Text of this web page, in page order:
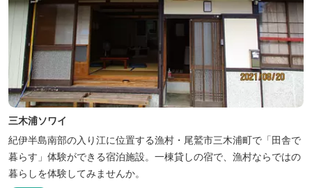
三木浦ソワイ
紀伊半島南部の入り江に位置する漁村・尾鷲市三木浦町で「田舎で
暮らす」体験ができる宿泊施設。一棟貸しの宿で、漁村ならではの
暮らしを体験してみませんか。